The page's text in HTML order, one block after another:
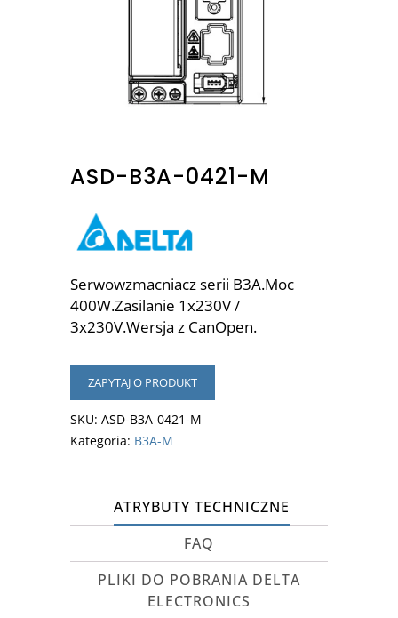
ASD-B3A-0421-M
Serwowzmacniacz serii B3A.Moc
400W.Zasilanie 1x230V /
3x230V.Wersja z CanOpen.
ZAPYTAJ O PRODUKT
SKU: ASD-B3A-0421-M
Kategoria: B3A-M
ATRYBUTY TECHNICZNE
FAQ
PLIKI DO POBRANIA DELTA
ELECTRONICS